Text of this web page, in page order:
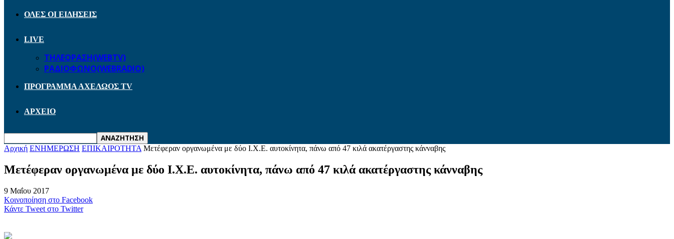
ΟΛΕΣ ΟΙ ΕΙΔΗΣΕΙΣ
LIVE
ΤΗΛΕΟΡΑΣΗ(WEBTV)
ΡΑΔΙΟΦΩΝΟ(WEBRADIO)
ΠΡΟΓΡΑΜΜΑ ΑΧΕΛΩΟΣ TV
ΑΡΧΕΙΟ
Αρχική ΕΝΗΜΕΡΩΣΗ ΕΠΙΚΑΙΡΟΤΗΤΑ Mετέφεραν οργανωμένα με δύο Ι.Χ.Ε. αυτοκίνητα, πάνω από 47 κιλά ακατέργαστης κάνναβης
Mετέφεραν οργανωμένα με δύο Ι.Χ.Ε. αυτοκίνητα, πάνω από 47 κιλά ακατέργαστης κάνναβης
9 Μαΐου 2017
Κοινοποίηση στο Facebook
Κάντε Tweet στο Twitter